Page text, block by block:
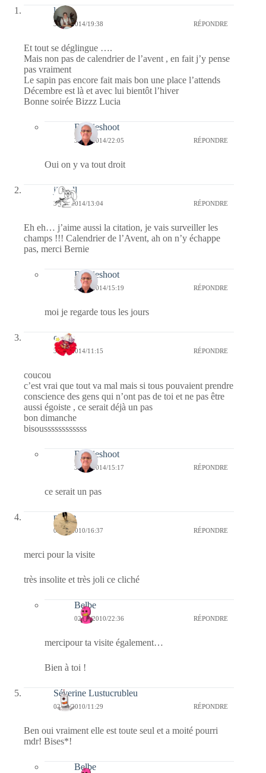
lucia
30/11/2014/19:38 RÉPONDRE
Et tout se déglingue ….
Mais non pas de calendrier de l’avent , en fait j’y pense
pas vraiment
Le sapin pas encore fait mais bon une place l’attends
Décembre est là et avec lui bientôt l’hiver
Bonne soirée Bizzz Lucia
Bernieshoot
30/11/2014/22:05 RÉPONDRE
Oui on y va tout droit
jill bill
30/11/2014/13:04 RÉPONDRE
Eh eh… j’aime aussi la citation, je vais surveiller les
champs !!! Calendrier de l’Avent, ah on n’y échappe
pas, merci Bernie
Bernieshoot
30/11/2014/15:19 RÉPONDRE
moi je regarde tous les jours
cerise
30/11/2014/11:15 RÉPONDRE
coucou
c’est vrai que tout va mal mais si tous pouvaient prendre
conscience des gens qui n’ont pas de toi et ne pas être
aussi égoiste , ce serait déjà un pas
bon dimanche
bisoussssssssssss
Bernieshoot
30/11/2014/15:17 RÉPONDRE
ce serait un pas
philae
02/12/2010/16:37 RÉPONDRE
merci pour la visite
très insolite et très joli ce cliché
Belbe
02/12/2010/22:36 RÉPONDRE
mercipour ta visite également…
Bien à toi !
Séverine Lustucrubleu
02/12/2010/11:29 RÉPONDRE
Ben oui vraiment elle est toute seul et a moité pourri
mdr! Bises*!
Belbe